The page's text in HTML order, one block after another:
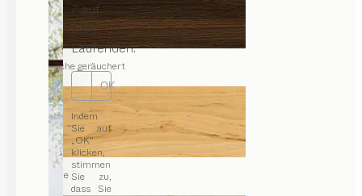
7 auf
dem
Laufenden.
OK
Indem
Sie auf
„OK“
klicken,
stimmen
Sie zu,
dass Sie
Eiche geräuchert
Erle